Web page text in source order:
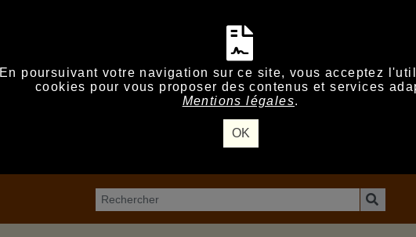
En poursuivant votre navigation sur ce site, vous acceptez
cookies pour vous proposer des contenus et services
Mentions légales.
OK